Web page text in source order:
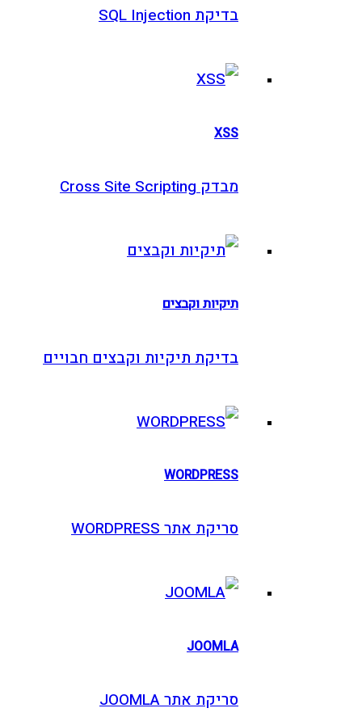
בדיקת SQL Injection
תיקיות וקבצים
בדיקת תיקיות וקבצים חבויים
WORDPRESS
סריקת אתר WORDPRESS
JOOMLA
סריקת אתר JOOMLA